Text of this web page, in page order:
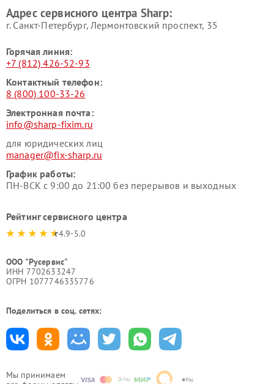
Мы принимаем
Адрес сервисного центра Sharp:
г. Санкт-Петербург, Лермонтовский проспект, 35
Горячая линия:
+7 (812) 426-52-93
Контактный телефон:
8 (800) 100-33-26
Электронная почта:
info@sharp-fixim.ru
для юридических лиц
manager@fix-sharp.ru
График работы:
ПН-ВСК с 9:00 до 21:00 без перерывов и выходных
Рейтинг сервисного центра
4.9-5.0
ООО "Русервис"
ИНН 7702633247
ОГРН 1077746335776
Поделиться в соц. сетях: